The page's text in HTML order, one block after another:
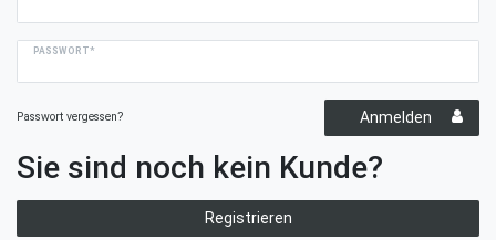
PASSWORT*
Passwort vergessen? Anmelden
Sie sind noch kein Kunde?
Registrieren